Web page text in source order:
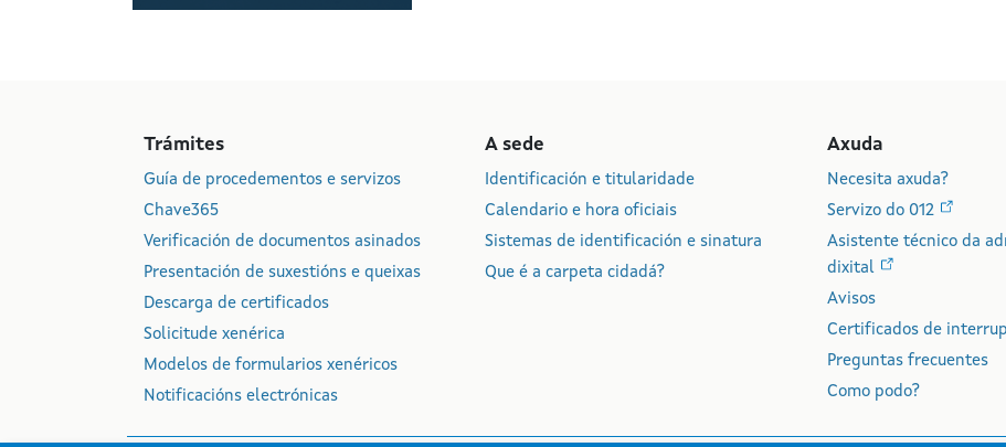
Trámites
Guía de procedementos e servizos
Chave365
Verificación de documentos asinados
Presentación de suxestións e queixas
Descarga de certificados
Solicitude xenérica
Modelos de formularios xenéricos
Notificacións electrónicas
A sede
Identificación e titularidade
Calendario e hora oficiais
Sistemas de identificación e sinatura
Que é a carpeta cidadá?
Axuda
Necesita axuda?
Servizo do 012
Asistente técnico da
dixital
Avisos
Certificados de
Preguntas frecuentes
Como podo?